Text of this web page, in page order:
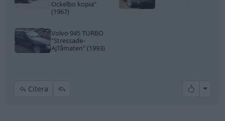
Ockelbo kopia"
(1967)
Volvo 945 TURBO
"Stressade-
AjTåmaten"(1993)
Citera All